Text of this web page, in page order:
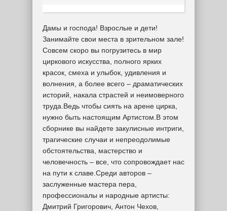
Дамы и господа! Взрослые и дети!
Занимайте свои места в зрительном зале!
Совсем скоро вы погрузитесь в мир
циркового искусства, полного ярких
красок, смеха и улыбок, удивления и
волнения, а более всего – драматических
историй, накала страстей и неимоверного
труда.Ведь чтобы сиять на арене цирка,
нужно быть настоящим Артистом.В этом
сборнике вы найдете закулисные интриги,
трагические случаи и непреодолимые
обстоятельства, мастерство и
человечность – все, что сопровождает нас
на пути к славе.Среди авторов –
заслуженные мастера пера,
профессионалы и народные артисты:
Дмитрий Григорович, Антон Чехов,